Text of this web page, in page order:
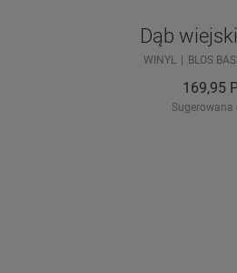
Dąb
WINYL BLOS
169,95
Sugerowana